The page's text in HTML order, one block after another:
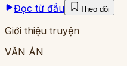
Đọc từ đầu
Theo dõi
Giới thiệu truyện
VĂN ÁN